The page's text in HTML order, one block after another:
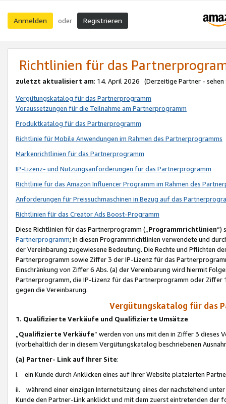
Anmelden oder Registrieren
Richtlinien für das
zuletzt aktualisiert am: 14. April 2026 (Derzeitige Partner - sehen
Vergütungskatalog für das Partnerprogramm
Voraussetzungen für die Teilnahme am Partnerprogramm
Produktkatalog für das Partnerprogramm
Richtlinie für Mobile Anwendungen im Rahmen des Partnerprogramms
Markenrichtlinien für das Partnerprogramm
IP-Lizenz- und Nutzungsanforderungen für das Partnerprogramm
Richtlinie für das Amazon Influencer Programm im Rahmen des
Anforderungen für Preissuchmaschinen in Bezug auf das
Richtlinien für das Creator Ads Boost-Programm
Diese Richtlinien für das Partnerprogramm („Programmrichtlinien“)
Partnerprogramm; in diesen Programmrichtlinien verwendete und
der Vereinbarung zugewiesene Bedeutung. Die Rechte und Pflichten
Partnerprogramm sowie Ziffer 3 der IP-Lizenz für das
Einschränkung von Ziffer 6 Abs. (a) der Vereinbarung wird hiermit
Partnerprogramm, die IP-Lizenz für das Partnerprogramm oder
gegen die Vereinbarung.
Vergütungskatalog für das
1. Qualifizierte Verkäufe und Qualifizierte Umsätze
Qualifizierte Verkäufe“ werden von uns mit den in Ziffer 3
(vorbehaltlich der in diesem Vergütungskatalog beschriebenen
(a) Partner- Link auf Ihrer Site:
i. ein Kunde durch Anklicken eines auf Ihrer Website platzierten
ii. während einer einzigen Internetsitzung eines der nachstehend
Kunde den Partner-Link anklickt und mit dem zuerst eintretenden der